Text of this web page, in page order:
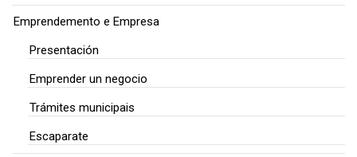
Emprendemento e Empresa
Presentación
Emprender un negocio
Trámites municipais
Escaparate